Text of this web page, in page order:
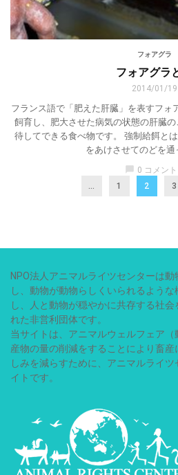
フォアグラ
フォアグラ
2014/01/19
フランス語で「肥えた肝臓」を表すフォ
飼育し、肥大させた病気の状態の肝臓
待してできる食べ物です。 強制給餌と
をあけさせてのどを通
chat_bubble 0 コメント
...
1 2 3
NPO法人アニマルライツセンターは
し、動物が動物らしくいられるよう
し、人と動物が穏やかに共存する社
れた非営利団体です。
当サイトは、アニマルウェルフェア
産物の量の削減をすることにより畜
しみを減らすために、アニマルライ
イトです。